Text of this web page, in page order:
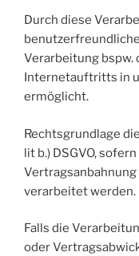
Durch diese
Verarbeitung bspw.
Internetauftritts in
ermöglicht.
Rechtsgrundlage
lit b.) DSGVO,
verarbeitet werden.
Falls die
oder